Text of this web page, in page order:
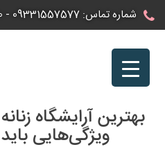
شماره تماس: 09331557577
-
بهترین آرایشگاه
ویژگی‌هایی